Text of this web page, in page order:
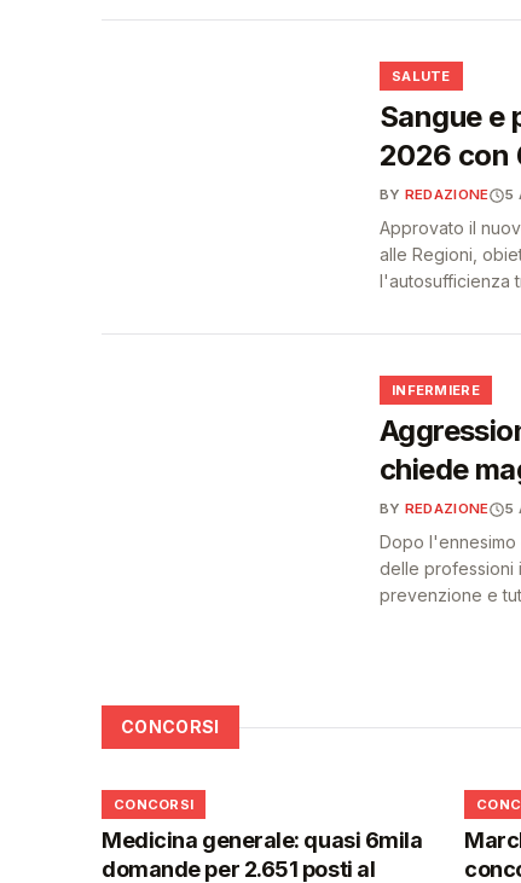
SALUTE
Sangue e
2026 con
BY REDAZIONE 5
Approvato il
alle Regioni,
l'autosufficienza
INFERMIERE
chiede
BY REDAZIONE 5
Dopo
delle professioni
prevenzione e
CONCORSI
📋
CONCORSI
Medicina generale: quasi 6mila
domande per 2.651 posti al